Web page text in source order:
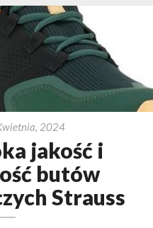
2024Wysoka
jakość
i
trwałość
butów
jakość i
butów
Strauss